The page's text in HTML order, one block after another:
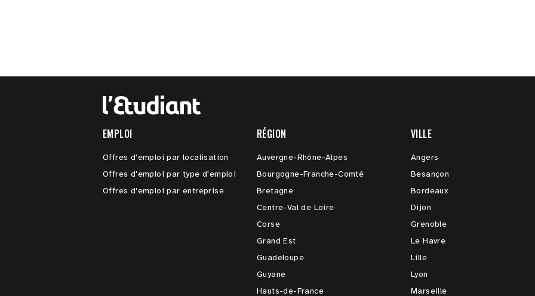
EMPLOI
Offres d'emploi par localisation
Offres d'emploi par type d'emploi
Offres d'emploi par entreprise
RÉGION
Auvergne-Rhône-Alpes
Bourgogne-Franche-Comté
Bretagne
Centre-Val de Loire
Corse
Grand Est
Guadeloupe
Guyane
Hauts-de-France
VILLE
Angers
Besançon
Bordeaux
Dijon
Grenoble
Le Havre
Lille
Lyon
Marseille